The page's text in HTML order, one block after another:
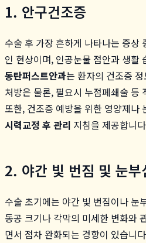
1. 안구건조증
수술 후 가장 흔하게 나타나는 증상
인 현상이며, 인공눈물 점안과 생활
동탄퍼스트안과는 환자의 건조증
처방은 물론, 필요시 누점폐쇄술 등
또한, 건조증 예방을 위한 영양제나
시력교정 후 관리 지침을 제공합니
2. 야간 빛 번짐 및 눈부
수술 초기에는 야간 빛 번짐이나 눈
동공 크기나 각막의 미세한 변화와
면서 점차 완화되는 경향이 있습니